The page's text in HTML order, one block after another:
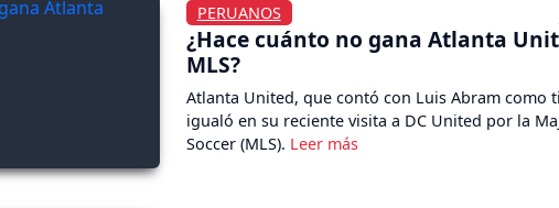
PERUANOS
¿Hace cuánto no gana Atlanta
MLS?
Atlanta United, que contó con Luis Abram como
igualó en su reciente visita a DC United por la
Soccer (MLS).